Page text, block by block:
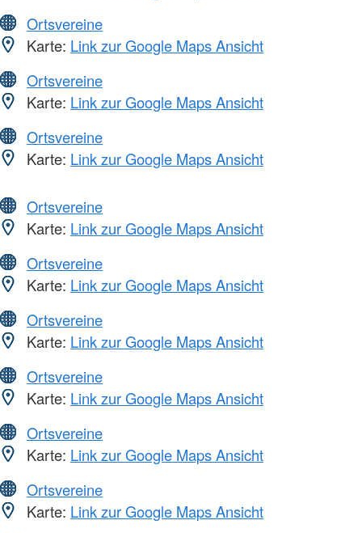
Ortsvereine
Karte: Link zur Google Maps Ansicht
Ortsvereine
Karte: Link zur Google Maps Ansicht
Ortsvereine
Karte: Link zur Google Maps Ansicht
Ortsvereine
Karte: Link zur Google Maps Ansicht
Ortsvereine
Karte: Link zur Google Maps Ansicht
Ortsvereine
Karte: Link zur Google Maps Ansicht
Ortsvereine
Karte: Link zur Google Maps Ansicht
Ortsvereine
Karte: Link zur Google Maps Ansicht
Ortsvereine
Karte: Link zur Google Maps Ansicht